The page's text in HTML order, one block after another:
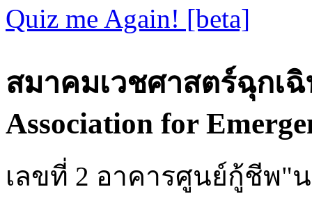
Quiz me Again! [beta]
สมาคมเวชศาสตร์ฉุกเ
Association for
เลขที่ 2 อาคารศูนย์กู้ชีพ"